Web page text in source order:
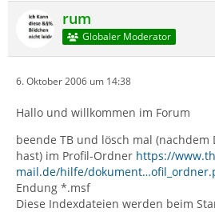
rum
Globaler Moderator
6. Oktober 2006 um 14:38
Hallo und willkommen im Forum
beende TB und lösch mal (nachdem
hast) im Profil-Ordner https://
mail.de/hilfe/
Endung *.msf
Diese Indexdateien werden beim